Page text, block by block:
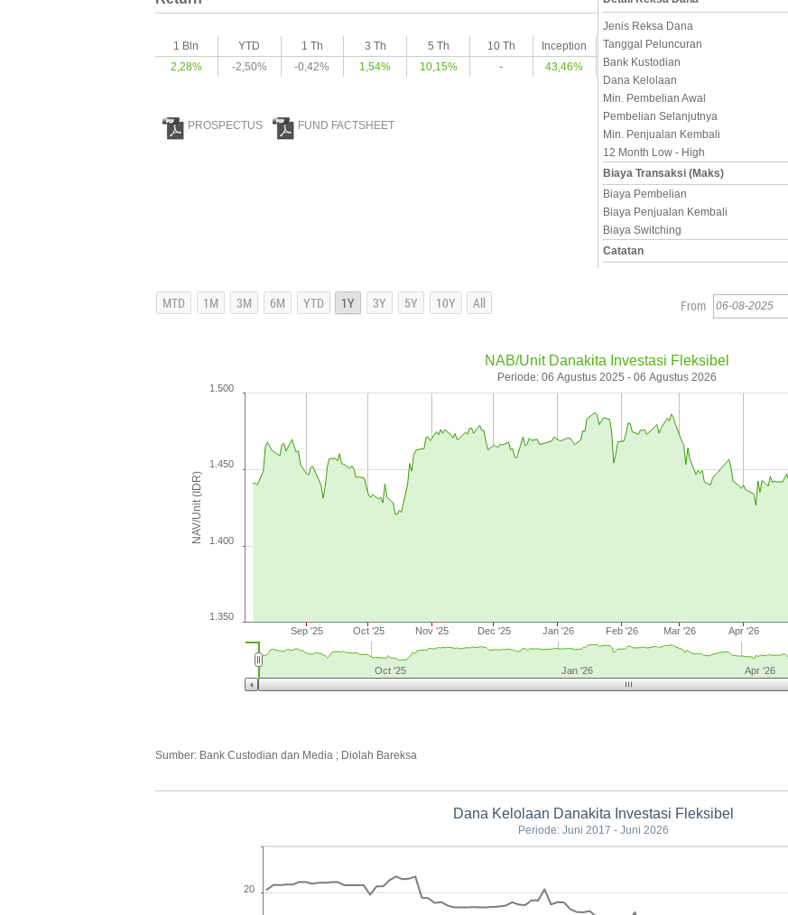
1 Bln YTD 1 Th 3 Th 5 Th 10 Th
Inception
2,28%
-2,50% -0,42% 1,54% 10,15% - 43,46%
PROSPECTUS FUND FACTSHEET
Jenis Reksa Dana
Tanggal Peluncuran
Bank Kustodian
Dana Kelolaan
Min. Pembelian Awal
Pembelian Selanjutnya
Min. Penjualan Kembali
12 Month Low - High
Biaya Transaksi (Maks)
Biaya Pembelian
Biaya Penjualan Kembali
Biaya Switching
Catatan
From
NAV/Unit (IDR)
NAB/Unit Danakita Investasi Fleksibel
Periode: 06 Agustus 2025 - 06 Agustus 2026
Sep '25 Oct '25 Nov '25 Dec '25 Jan '26 Feb '26 Mar '26 Apr '26
1.350
1.400
1.450
1.500
Oct '25 Jan '26 Apr '26
Sumber: Bank Custodian dan Media ; Diolah Bareksa
Dana Kelolaan Danakita Investasi Fleksibel
Periode: Juni 2017 - Juni 2026
20